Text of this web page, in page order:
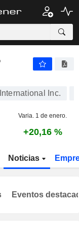
Inc.
Varia. 1 de enero.
+20,16 %
Noticias
Eventos